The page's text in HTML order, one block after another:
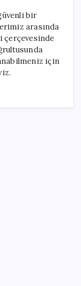
bir
arasında
çerçevesinde
için